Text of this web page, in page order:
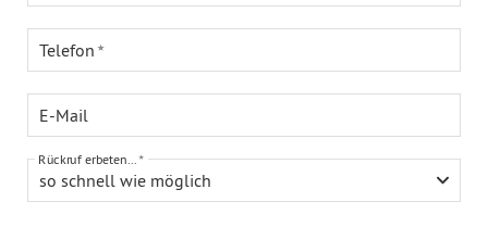
Telefon
E-Mail
so schnell wie möglich
Rückruf erbeten...